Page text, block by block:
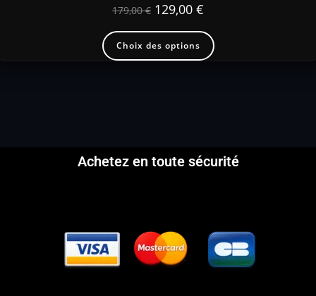
179,00€ 129,00 €
Choix des options
Achetez en toute sécurité